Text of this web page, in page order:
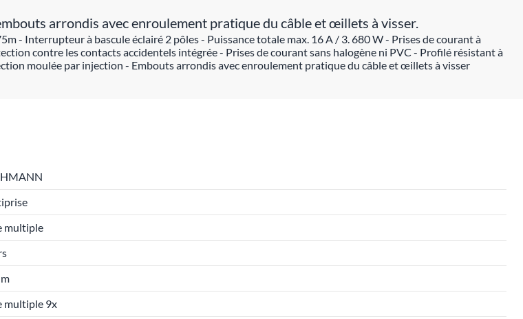
arrondis avec enroulement pratique du câble et œillets à visser.
- Interrupteur à bascule éclairé 2 pôles - Puissance totale max. 16 A / 3. 680 W - Prises de courant à
contre les contacts accidentels intégrée - Prises de courant sans halogène ni PVC - Profilé résistant à
moulée par injection - Embouts arrondis avec enroulement pratique du câble et œillets à visser
multiple
multiple 9x